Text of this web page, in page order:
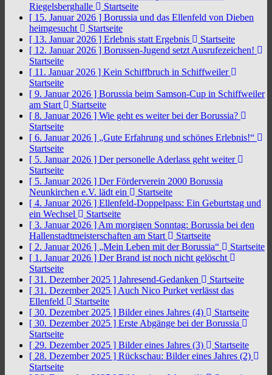
Riegelsberghalle
Startseite
[ 15. Januar 2026 ] Borussia und das Ellenfeld von Dieben
heimgesucht
Startseite
[ 13. Januar 2026 ] Erlebnis statt Ergebnis
Startseite
[ 12. Januar 2026 ] Borussen-Jugend setzt Ausrufezeichen!
Startseite
[ 11. Januar 2026 ] Kein Schiffbruch in Schiffweiler
Startseite
[ 9. Januar 2026 ] Borussia beim Samson-Cup in Schiffweiler
am Start
Startseite
[ 8. Januar 2026 ] Wie geht es weiter bei der Borussia?
Startseite
[ 6. Januar 2026 ] „Gute Erfahrung und schönes Erlebnis!“
Startseite
[ 5. Januar 2026 ] Der personelle Aderlass geht weiter
Startseite
[ 5. Januar 2026 ] Der Förderverein 2000 Borussia
Neunkirchen e.V. lädt ein
Startseite
[ 4. Januar 2026 ] Ellenfeld-Doppelpass: Ein Geburtstag und
ein Wechsel
Startseite
[ 3. Januar 2026 ] Am morgigen Sonntag: Borussia bei den
Hallenstadtmeisterschaften am Start
Startseite
[ 2. Januar 2026 ] „Mein Leben mit der Borussia“
Startseite
[ 1. Januar 2026 ] Der Brand ist noch nicht gelöscht
Startseite
[ 31. Dezember 2025 ] Jahresend-Gedanken
Startseite
[ 31. Dezember 2025 ] Auch Nico Purket verlässt das
Ellenfeld
Startseite
[ 30. Dezember 2025 ] Bilder eines Jahres (4)
Startseite
[ 30. Dezember 2025 ] Erste Abgänge bei der Borussia
Startseite
[ 29. Dezember 2025 ] Bilder eines Jahres (3)
Startseite
[ 28. Dezember 2025 ] Rückschau: Bilder eines Jahres (2)
Startseite